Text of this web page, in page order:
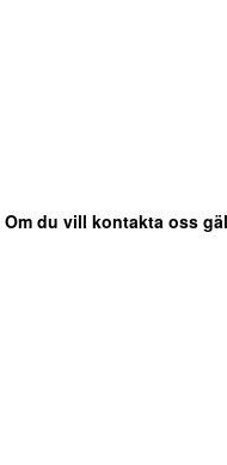
Om du vill kontakta oss